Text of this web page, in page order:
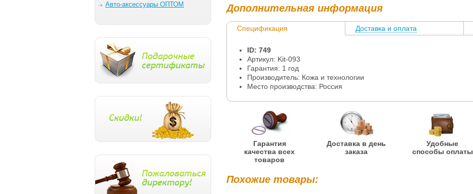
Авто-аксессуары ОПТОМ
Дополнительная информация
Спецификация Доставка и оплата
ID: 749
Артикул: Kit-093
Гарантия: 1 год
Производитель: Кожа и технологии
Место производства: Россия
Гарантия
качества всех
товаров
Доставка в день
заказа
Удобные
способы оплаты
Похожие товары: